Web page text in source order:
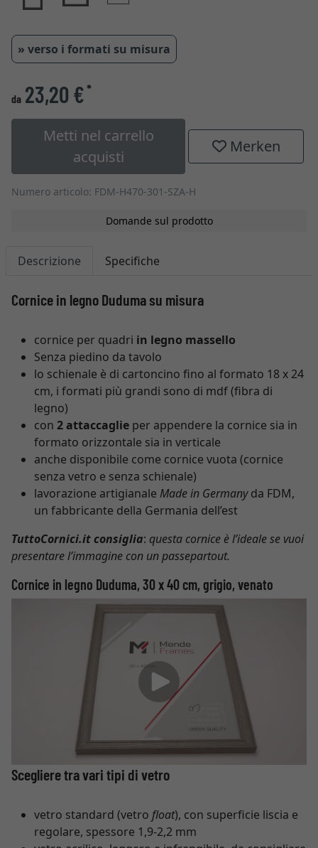
» verso i formati su misura
da 23,20 €*
Metti nel carrello
acquisti
Merken
Numero articolo: FDM-H470-301-SZA-H
Domande sul prodotto
Descrizione Specifiche
Cornice in legno Duduma su misura
cornice per quadri in legno massello
Senza piedino da tavolo
lo schienale è di cartoncino fino al formato 18 x 24
cm, i formati più grandi sono di mdf (fibra di
legno)
con 2 attaccaglie per appendere la cornice sia in
formato orizzontale sia in verticale
anche disponibile come cornice vuota (cornice
senza vetro e senza schienale)
lavorazione artigianale Made in Germanyda FDM,
un fabbricante della Germania dell’est
TuttoCornici.it consiglia: questa cornice è l’ideale se vuoi
presentare l’immagine con un passepartout.
Cornice in legno Duduma, 30 x 40 cm, grigio, venato
Scegliere tra vari tipi di vetro
vetro standard (vetro float), con superficie liscia e
regolare, spessore 1,9-2,2 mm